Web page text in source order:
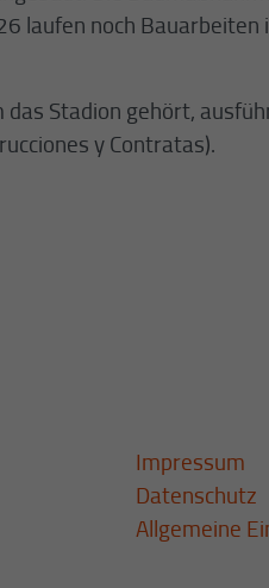
laufen noch Bauarbeiten
das Stadion gehört,
y Contratas).
Impressum
Datenschutz
Allgemeine